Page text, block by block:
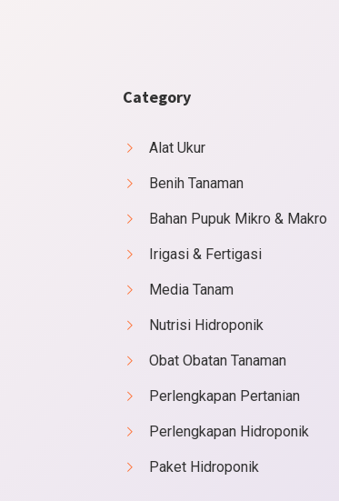
Category
Alat Ukur
Benih Tanaman
Bahan Pupuk Mikro & Makro
Irigasi & Fertigasi
Media Tanam
Nutrisi Hidroponik
Obat Obatan Tanaman
Perlengkapan Pertanian
Perlengkapan Hidroponik
Paket Hidroponik